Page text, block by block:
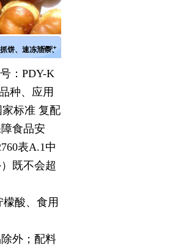
饼、速冻油条、
：PDY-K
种、应用
标准 复配
食品安
表A.1中
既不会超
酸、食用
外；配料